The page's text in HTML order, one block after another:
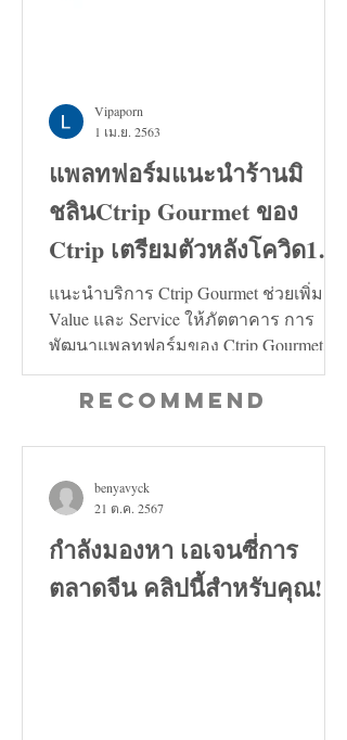
แพลทฟอร์มแนะนำร้านมิ
ชลินCtrip Gourmet ของ
Ctrip เตรียมตัวหลังโควิด19
คลี่คลาย
แนะนำบริการ Ctrip Gourmet ช่วยเพิ่ม
Value และ Service ให้ภัตตาคาร การ
พัฒนาแพลทฟอร์มของ Ctrip Gourmet จะ
ช่วยเพิ่มทั้งในด้าน Value และ...
Vipaporn
1 เม.ย. 2563
Recommend
กำลังมองหา เอเจนซี่การ
ตลาดจีน คลิปนี้สำหรับคุณ!
benyavyck
21 ต.ค. 2567